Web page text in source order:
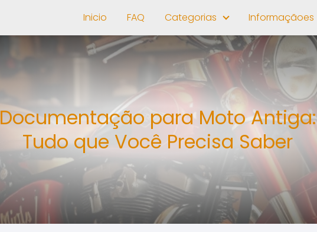
Inicio FAQ Categorias Informaçãoes
Documentação para Moto Antiga:
Tudo que Você Precisa Saber